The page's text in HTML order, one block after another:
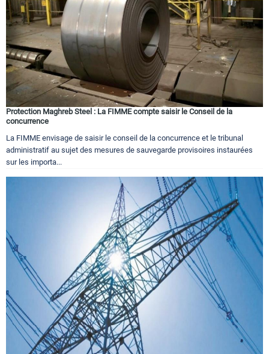
Protection Maghreb Steel : La FIMME compte saisir le Conseil de la
concurrence
La FIMME envisage de saisir le conseil de la concurrence et le tribunal
administratif au sujet des mesures de sauvegarde provisoires instaurées
sur les importa...